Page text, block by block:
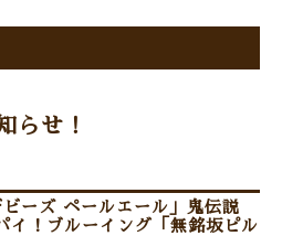
らせ！
ーズ ペールエール」鬼伝説
！ブルーイング「無銘坂ピル